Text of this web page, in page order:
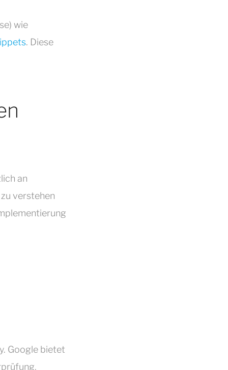
wie
. Diese
an
verstehen
Google bietet